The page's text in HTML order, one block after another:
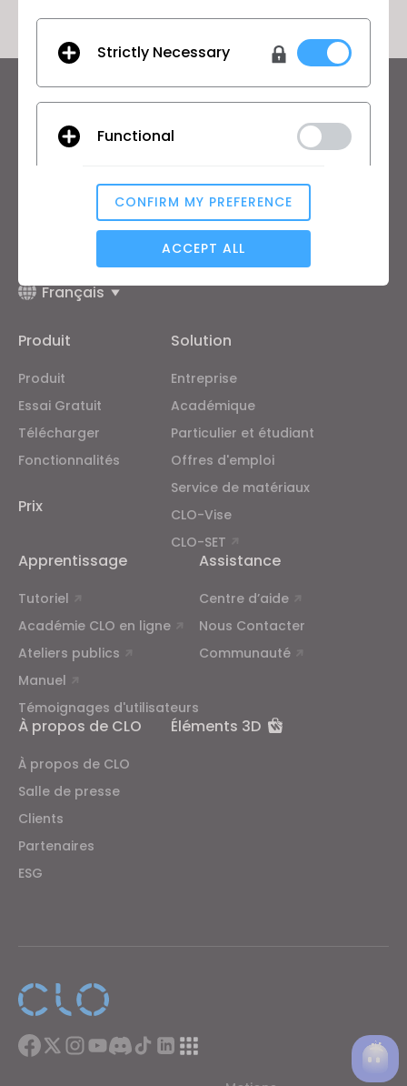
Restez informé des actualités de CLO
Découvrez les nouveautés, les promotions, les
ressources et bien plus encore.
Adresse mail
les conditions générales d'utilisation,les conditions
Français
Produit
Produit
Essai Gratuit
Télécharger
Fonctionnalités
Prix
Solution
Entreprise
Académique
Particulier et étudiant
Offres d'emploi
Service de matériaux
CLO-Vise
CLO-SET
Apprentissage
Tutoriel
Académie CLO en ligne
Ateliers publics
Manuel
Témoignages d'utilisateurs
Assistance
Centre d’aide
Nous Contacter
Communauté
À propos de CLO
À propos de CLO
Salle de presse
Clients
Partenaires
ESG
Éléments 3D
Strictly Necessary
Functional
Analytical / Performance
Targeting
properly.
CONFIRM MY PREFERENCE
ACCEPT ALL